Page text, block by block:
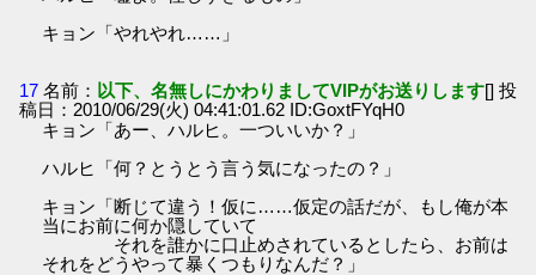
キョン「やれやれ……」
17 名前： 以下、名無しにかわりましてVIPがお送りします[] 投
稿日：2010/06/29(火) 04:41:01.62 ID:GoxtFYqH0
キョン「あー、ハルヒ。一ついいか？」
ハルヒ「何？とうとう言う気になったの？」
キョン「断じて違う！仮に……仮定の話だが、もし俺が本
当にお前に何か隠していて
それを誰かに口止めされているとしたら、お前は
それをどうやって暴くつもりなんだ？」